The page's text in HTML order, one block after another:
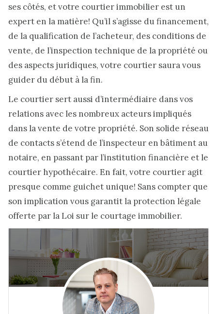
ses côtés, et votre courtier immobilier est un
expert en la matière! Qu’il s’agisse du financement,
de la qualification de l’acheteur, des conditions de
vente, de l’inspection technique de la propriété ou
des aspects juridiques, votre courtier saura vous
guider du début à la fin.
Le courtier sert aussi d’intermédiaire dans vos
relations avec les nombreux acteurs impliqués
dans la vente de votre propriété. Son solide réseau
de contacts s’étend de l’inspecteur en bâtiment au
notaire, en passant par l’institution financière et le
courtier hypothécaire. En fait, votre courtier agit
presque comme guichet unique! Sans compter que
son implication vous garantit la protection légale
offerte par la Loi sur le courtage immobilier.